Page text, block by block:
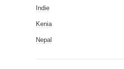
Indie
Kenia
Nepal